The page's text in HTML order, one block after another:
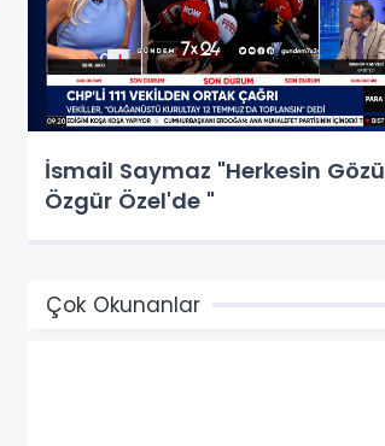
İsmail Saymaz "Herkesin Gözü
Özgür Özel'de "
Çok Okunanlar